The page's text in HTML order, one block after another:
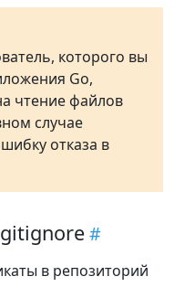
которого вы
Go,
чтение файлов
случае
отказа в
в репозиторий